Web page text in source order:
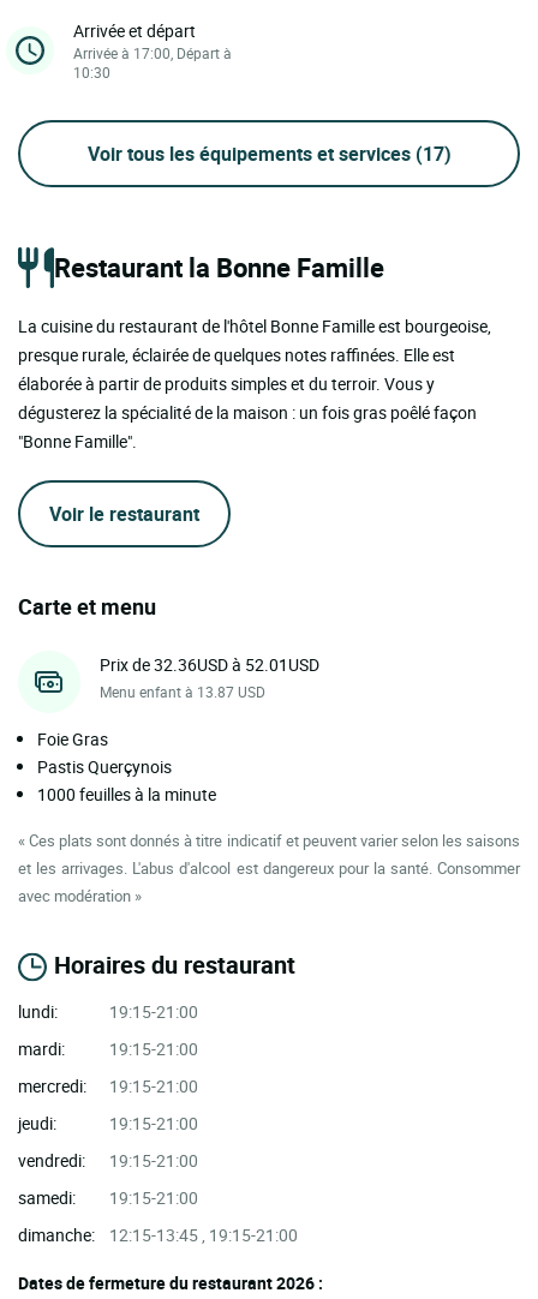
Arrivée et départ
Arrivée à 17:00, Départ à
10:30
Voir tous les équipements et services (17)
Restaurant la Bonne Famille
La cuisine du restaurant de l'hôtel Bonne Famille est bourgeoise,
presque rurale, éclairée de quelques notes raffinées. Elle est
élaborée à partir de produits simples et du terroir. Vous y
dégusterez la spécialité de la maison : un fois gras poêlé façon
"Bonne Famille".
Voir le restaurant
Carte et menu
Prix de 32.36USD à 52.01USD
Menu enfant à 13.87 USD
Foie Gras
Pastis Querçynois
1000 feuilles à la minute
« Ces plats sont donnés à titre indicatif et peuvent varier selon les saisons
et les arrivages. L'abus d'alcool est dangereux pour la santé. Consommer
avec modération »
Horaires du restaurant
lundi:
19:15-21:00
mardi:
19:15-21:00
mercredi:
19:15-21:00
jeudi:
19:15-21:00
vendredi:
19:15-21:00
samedi:
19:15-21:00
dimanche:
12:15-13:45 , 19:15-21:00
Dates de fermeture du restaurant 2026 :